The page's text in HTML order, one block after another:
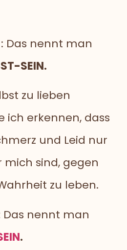
Das nennt man
SEIN.
zu lieben
ich erkennen, dass
und Leid nur
sind, gegen
zu leben.
Das nennt man
.